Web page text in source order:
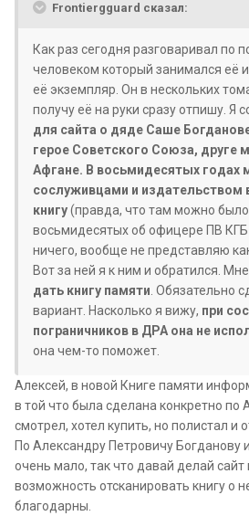
Frontiergguard сказал:
Как раз сегодня разговаривал по
человеком который занимался её
её экземпляр. Он в нескольких
получу её на руки сразу отпишу. Я
для сайта о дяде Саше
герое Советского Союза, друге
Афгане. В восьмидесятых годах
сослуживцами и издательством
книгу(правда, что там можно было
восьмидесятых об офицере ПВ
ничего, вообще не представляю
Вот за ней я к ним и обратился. Мне
дать книгу памяти. Обязательно
вариант. Насколько я вижу, при
пограничников в ДРА она не
она чем-то поможет.
Алексей, в новой Книге памяти
в той что была сделана конкретно по
смотрел, хотел купить, но полистал и
По Александру Петровичу Богданову
очень мало, так что давай делай сайт
возможность отсканировать книгу о
благодарны.